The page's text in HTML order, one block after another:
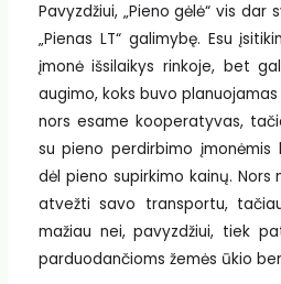
Pavyzdžiui, „Pieno gėlė“ vis
„Pienas LT“ galimybę. Esu
įmonė išsilaikys rinkoje, bet
augimo, koks buvo
nors esame kooperatyvas,
su pieno perdirbimo įmonėmis
dėl pieno supirkimo kainų.
atvežti savo transportu,
mažiau nei, pavyzdžiui, tiek
parduodančioms žemės ūkio